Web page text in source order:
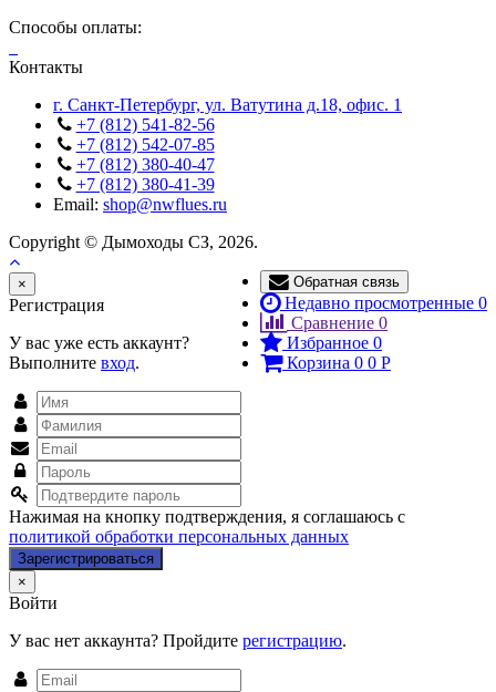
Способы оплаты:
Контакты
г. Санкт-Петербург, ул. Ватутина д.18, офис. 1
+7 (812) 541-82-56
+7 (812) 542-07-85
+7 (812) 380-40-47
+7 (812) 380-41-39
Email: shop@nwflues.ru
Copyright © Дымоходы СЗ, 2026.
Обратная связь
Недавно просмотренные 0
Сравнение 0
Избранное 0
Корзина 0 0 Р
×
Регистрация
У вас уже есть аккаунт?
Выполните вход.
Нажимая на кнопку подтверждения, я соглашаюсь с
политикой обработки персональных данных
×
Войти
У вас нет аккаунта? Пройдите регистрацию.